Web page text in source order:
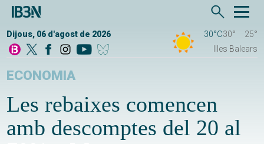
Dijous, 06 d'agost de 2026 30°C30°
25°
Illes Balears
ECONOMIA
Les rebaixes comencen
amb descomptes del 20 al